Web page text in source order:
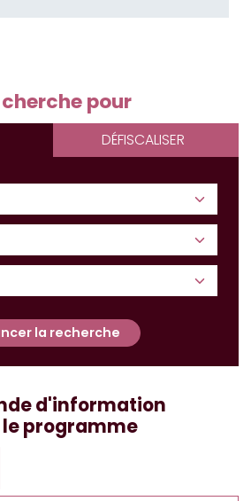
pour
DÉFISCALISER
la recherche
d'information
programme